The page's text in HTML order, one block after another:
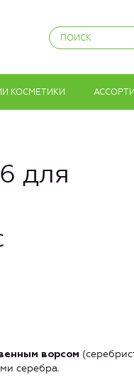
КОСМЕТИКИ
для
ворсом
серебра.